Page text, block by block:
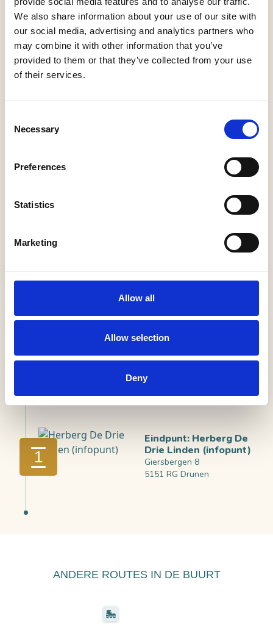
We also share information about your use of our site with
our social media, advertising and analytics partners who
may combine it with other information that you’ve
provided to them or that they’ve collected from your use
of their services.
Selection
Necessary
Preferences
Statistics
Marketing
Allow all
Allow selection
Deny
knooppuntnummers op de paaltjes, van het ene naar het
andere genummerde knooppunt. Je kunt ook het gpx-
bestand downloaden en de route wandelen aan de hand
van je smartphone of navigatiesysteem.
ROUTES EN TIPS
Startpunt: Herberg De
Volg de
87 92 90
Eetcafé
De
Rustende
(infopunt)
5074 RC Biezenmortel
1
Eindpunt: Herberg De
Drie Linden (infopunt)
Giersbergen 8
5151 RG Drunen
ANDERE ROUTES IN DE BUURT